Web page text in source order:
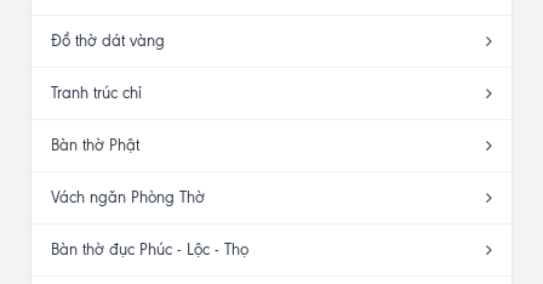
Đồ thờ dát vàng
Tranh trúc chỉ
Bàn thờ Phật
Vách ngăn Phòng Thờ
Bàn thờ đục Phúc - Lộc - Thọ